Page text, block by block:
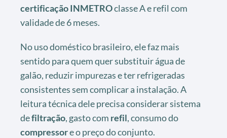
certificaçãoINMETROclasse A e refil com
validade de 6 meses.
No uso doméstico brasileiro, ele faz mais
sentido para quem quer substituir água de
galão, reduzir impurezas e ter refrigeradas
consistentes sem complicar a instalação. A
leitura técnica dele precisa considerar sistema
defiltração, gasto com refil, consumo do
compressore o preço do conjunto.